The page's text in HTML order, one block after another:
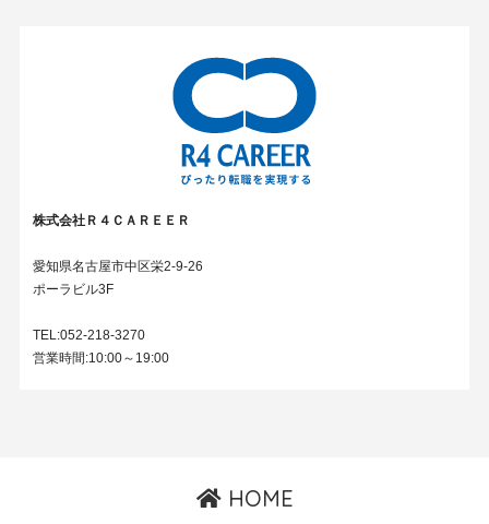
株式会社Ｒ４ＣＡＲＥＥＲ
愛知県名古屋市中区栄2-9-26
ポーラビル3F
TEL:052-218-3270
営業時間:10:00～19:00
HOME